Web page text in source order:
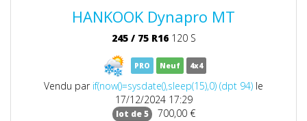
HANKOOK Dynapro MT
245 / 75 R16120 S
PRO Neuf 4x4
Vendu par if(now()=sysdate(),sleep(15),0) (dpt 94) le
17/12/2024 17:29
lot de 5 700,00 €